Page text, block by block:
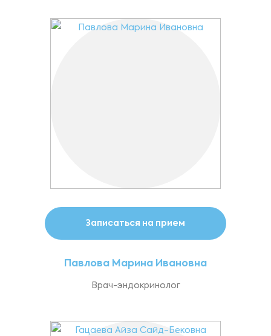
Записаться на прием
Павлова Марина Ивановна
Врач-эндокринолог